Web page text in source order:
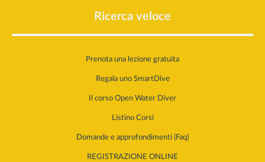
Ricerca veloce
Prenota una lezione gratuita
Regala uno SmartDive
Il corso Open Water Diver
Listino Corsi
Domande e approfondimenti (Faq)
REGISTRAZIONE ONLINE